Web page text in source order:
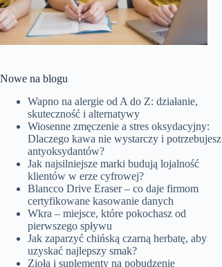
Nowe na blogu
Wapno na alergie od A do Z: działanie,
skuteczność i alternatywy
Wiosenne zmęczenie a stres oksydacyjny:
Dlaczego kawa nie wystarczy i potrzebujesz
antyoksydantów?
Jak najsilniejsze marki budują lojalność
klientów w erze cyfrowej?
Blancco Drive Eraser – co daje firmom
certyfikowane kasowanie danych
Wkra – miejsce, które pokochasz od
pierwszego spływu
Jak zaparzyć chińską czarną herbatę, aby
uzyskać najlepszy smak?
Zioła i suplementy na pobudzenie